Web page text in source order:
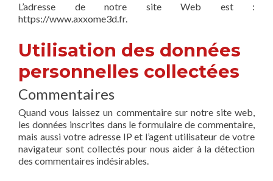
L’adresse de notre site Web est :
https://www.axxome3d.fr.
Utilisation des données
personnelles collectées
Commentaires
Quand vous laissez un commentaire sur notre site web,
les données inscrites dans le formulaire de commentaire,
mais aussi votre adresse IP et l’agent utilisateur de votre
navigateur sont collectés pour nous aider à la détection
des commentaires indésirables.